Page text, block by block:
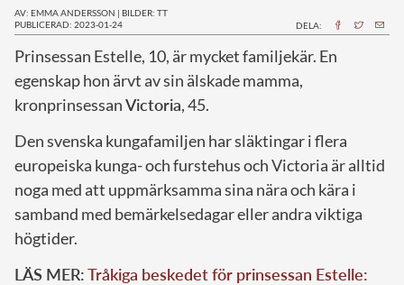
AV: EMMA ANDERSSON | BILDER: TT
PUBLICERAD: 2023-01-24
DELA:
Prinsessan Estelle, 10, är mycket familjekär. En
egenskap hon ärvt av sin älskade mamma,
kronprinsessanVictoria, 45.
Den svenska kungafamiljen har släktingar i flera
europeiska kunga- och furstehus och Victoria är alltid
noga med att uppmärksamma sina nära och kära i
samband med bemärkelsedagar eller andra viktiga
högtider.
LÄS MER:Tråkiga beskedet för prinsessan Estelle: